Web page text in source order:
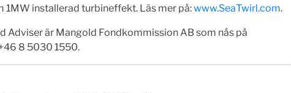
1MW installerad turbineffekt. Läs mer på:www.SeaTwirl.com.
Adviser är Mangold Fondkommission AB som nås på
8 5030 1550.